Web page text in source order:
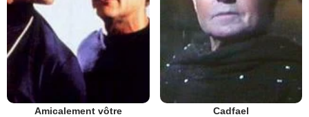
Amicalement vôtre Cadfael